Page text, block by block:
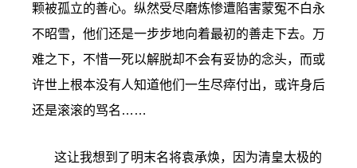
颗被孤立的善心。纵然受尽磨炼惨遭陷害蒙冤不白永
不昭雪，他们还是一步步地向着最初的善走下去。万
难之下，不惜一死以解脱却不会有妥协的念头，而或
许世上根本没有人知道他们一生尽瘁付出，或许身后
还是滚滚的骂名……
这让我想到了明末名将袁承焕，因为清皇太极的